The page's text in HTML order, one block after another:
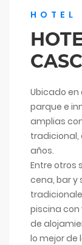
HOTEL
Ubicado
parque e
amplias
tradicional,
años.
Entre otros
cena, bar y
piscina con
de
lo mejor de